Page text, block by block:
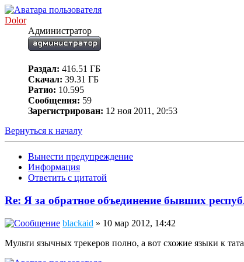
Dolor
Администратор
Раздал: 416.51 ГБ
Скачал: 39.31 ГБ
Ратио: 10.595
Сообщения: 59
Зарегистрирован: 12 ноя 2011, 20:53
Вернуться к началу
Вынести предупреждение
Информация
Ответить с цитатой
Re: Я за обратное объединение бывших
blackaid » 10 мар 2012, 14:42
Мульти язычных трекеров полно, а вот схожие языки к